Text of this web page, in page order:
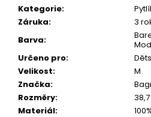
Kategorie:
Záruka:
3
Barva:
Určeno pro:
Velikost:
M
Značka:
Rozměry:
Materiál:
m
e